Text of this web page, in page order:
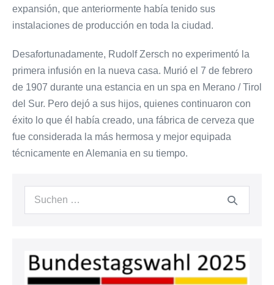
expansión, que anteriormente había tenido sus
instalaciones de producción en toda la ciudad.
Desafortunadamente, Rudolf Zersch no experimentó la
primera infusión en la nueva casa. Murió el 7 de febrero
de 1907 durante una estancia en un spa en Merano / Tirol
del Sur. Pero dejó a sus hijos, quienes continuaron con
éxito lo que él había creado, una fábrica de cerveza que
fue considerada la más hermosa y mejor equipada
técnicamente en Alemania en su tiempo.
Suchen